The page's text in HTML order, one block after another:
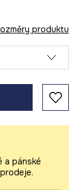
produktu
a pánské